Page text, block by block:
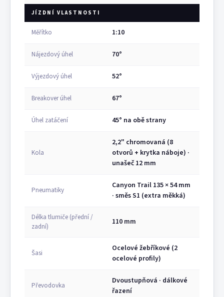
JÍZDNÍ VLASTNOSTI
Měřítko 1:10
Nájezdový úhel 70°
Výjezdový úhel 52°
Breakover úhel 67°
Úhel zatáčení 45° na obě strany
Kola
2,2" chromovaná (8
otvorů + krytka náboje) ·
unašeč 12 mm
Pneumatiky
Canyon Trail 135 × 54 mm
· směs S1 (extra měkká)
Délka tlumiče (přední /
zadní)
110 mm
Šasi
Ocelové žebříkové (2
ocelové profily)
Převodovka
Dvoustupňová · dálkové
řazení